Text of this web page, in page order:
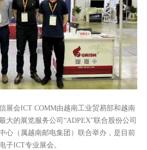
展会ICT COMM由越南工业贸易部和越南
大的展览服务公司“ADPEX”联合股份公司
心（属越南邮电集团）联合举办，是目前
子ICT专业展会。